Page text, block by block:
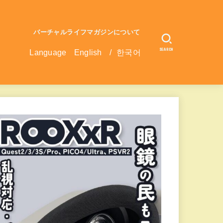
バーチャルライフマガジンについて
Language English / 한국어 SEARCH